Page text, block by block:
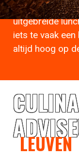
leuke dingen
uitgebreide
iets te vaak
altijd hoog op
LEUVEN